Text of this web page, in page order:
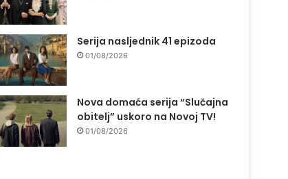
Serija nasljednik 41 epizoda
01/08/2026
Nova domaća serija “Slučajna
obitelj” uskoro na Novoj TV!
01/08/2026